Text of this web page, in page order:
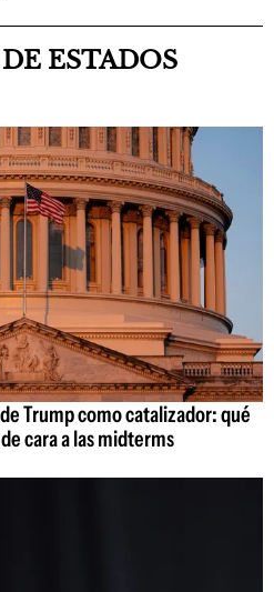
ESTADOS
Trump como catalizador: qué
cara a las midterms